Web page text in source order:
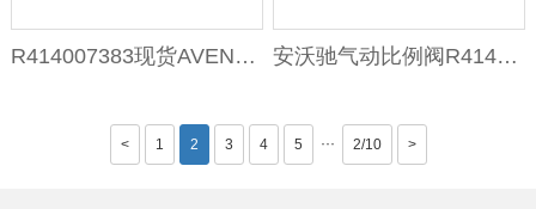
R414007383现货AVENTICSE/P压力调节阀 安沃驰气动比例阀R414007421
< 1 2 3 4 5 ··· 2/10 >